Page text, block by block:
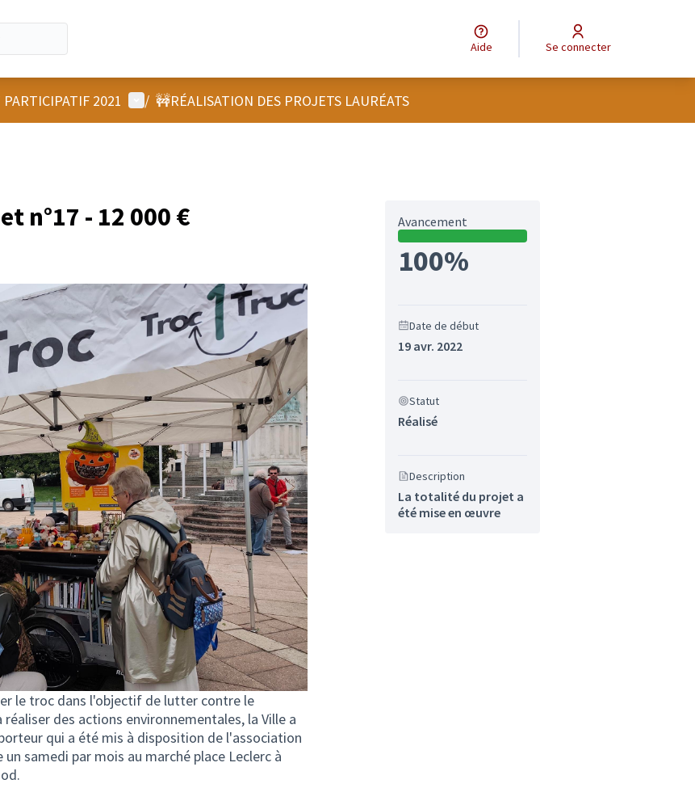
Aide Se connecter
PARTICIPATIF 2021 Menu utilisateur
/ 🚧RÉALISATION DES PROJETS LAURÉATS
n°17 - 12 000 €
le troc dans l'objectif de lutter contre le
des actions environnementales, la Ville a
qui a été mis à disposition de l'association
samedi par mois au marché place Leclerc à
Avancement
100%
Date de début
19 avr. 2022
Statut
Réalisé
Description
La totalité du projet a
été mise en œuvre